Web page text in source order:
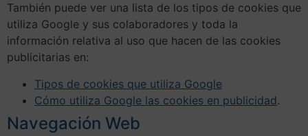
También puede ver una lista de los tipos de cookies que
utiliza Google y sus colaboradores y toda la
información relativa al uso que hacen de las cookies
publicitarias en:
Tipos de cookies que utiliza Google
Cómo utiliza Google las cookies en publicidad.
Navegación Web